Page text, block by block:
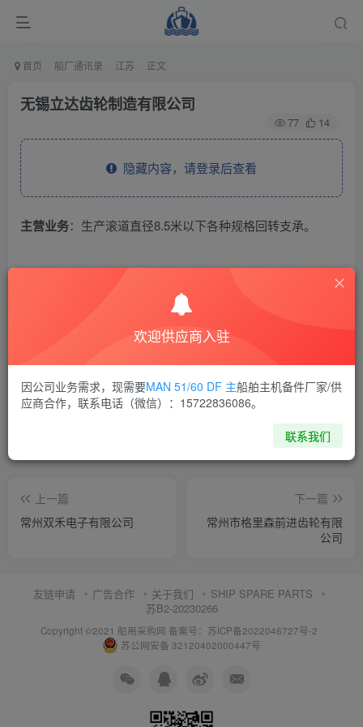
首页 船厂通讯录 江苏 正文
无锡立达齿轮制造有限公司
77 14
隐藏内容，请登录后查看
主营业务：生产滚道直径8.5米以下各种规格回转支承。
THE END
喜欢就支持一下吧
上一篇
常州双禾电子有限公司
下一篇
常州市格里森前进齿轮有限
公司
友链申请 广告合作 关于我们
SHIP SPARE PARTS
苏B2-20230266
Copyright ©2021 船用采购网 备案号：苏ICP备2022046727号-2
苏公网安备 32120402000447号
欢迎供应商入驻
因公司业务需求，现需要MAN 51/60 DF 主船舶主机备件厂家/供
应商合作，联系电话（微信）：15722836086。
联系我们